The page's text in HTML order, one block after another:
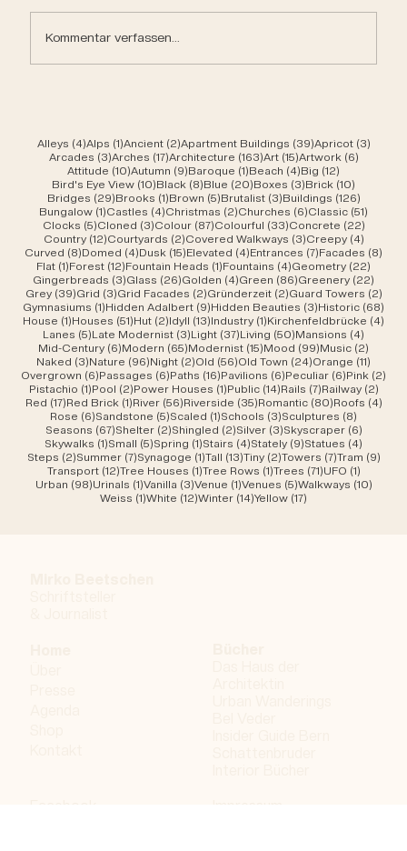
Kommentar verfassen...
Alleys (4)4 Beiträge
Alps (1)1 Beitrag
Ancient (2)2 Beiträge
Apartment Buildings (39)39 Beiträge
Apricot (3)3
Arcades (3)3 Beiträge
Arches (17)17 Beiträge
Architecture (163)163 Beiträge
Art (15)15 Beiträge
Artwork (6)6
Attitude (10)10 Beiträge
Autumn (9)9 Beiträge
Baroque (1)1 Beitrag
Beach (4)4 Beiträge
Big (12)
Bird's Eye View (10)10 Beiträge
Black (8)8 Beiträge
Blue (20)20 Beiträge
Boxes (3)3 Beiträge
Brick (10)
Bridges (29)29 Beiträge
Brooks (1)1 Beitrag
Brown (5)5 Beiträge
Brutalist (3)3 Beiträge
Buildings (126)126
Bungalow (1)1 Beitrag
Castles (4)4 Beiträge
Christmas (2)2 Beiträge
Churches (6)6 Beiträge
Classic (51)
Clocks (5)5 Beiträge
Cloned (3)3 Beiträge
Colour (87)87 Beiträge
Colourful (33)33 Beiträge
Concrete (22)22
Country (12)12 Beiträge
Courtyards (2)2 Beiträge
Covered Walkways (3)3 Beiträge
Creepy (4)4
Curved (8)8 Beiträge
Domed (4)4 Beiträge
Dusk (15)15 Beiträge
Elevated (4)4 Beiträge
Entrances (7)7 Beiträge
Facades (8)
Flat (1)1 Beitrag
Forest (12)12 Beiträge
Fountain Heads (1)1 Beitrag
Fountains (4)4 Beiträge
Geometry (22)
Gingerbreads (3)3 Beiträge
Glass (26)26 Beiträge
Golden (4)4 Beiträge
Green (86)86 Beiträge
Greenery (22)
Grey (39)39 Beiträge
Grid (3)3 Beiträge
Grid Facades (2)2 Beiträge
Gründerzeit (2)2 Beiträge
Guard Towers (2)2
Gymnasiums (1)1 Beitrag
Hidden Adalbert (9)9 Beiträge
Hidden Beauties (3)3 Beiträge
Historic (68)
House (1)1 Beitrag
Houses (51)51 Beiträge
Hut (2)2 Beiträge
Idyll (13)13 Beiträge
Industry (1)1 Beitrag
Kirchenfeldbrücke (4)
Lanes (5)5 Beiträge
Late Modernist (3)3 Beiträge
Light (37)37 Beiträge
Living (50)50 Beiträge
Mansions (4)
Mid-Century (6)6 Beiträge
Modern (65)65 Beiträge
Modernist (15)15 Beiträge
Mood (99)99 Beiträge
Music (2)
Naked (3)3 Beiträge
Nature (96)96 Beiträge
Night (2)2 Beiträge
Old (56)56 Beiträge
Old Town (24)24 Beiträge
Orange (11)
Overgrown (6)6 Beiträge
Passages (6)6 Beiträge
Paths (16)16 Beiträge
Pavilions (6)6 Beiträge
Peculiar (6)6 Beiträge
Pink (2)
Pistachio (1)1 Beitrag
Pool (2)2 Beiträge
Power Houses (1)1 Beitrag
Public (14)14 Beiträge
Rails (7)7 Beiträge
Railway (2)2
Red (17)17 Beiträge
Red Brick (1)1 Beitrag
River (56)56 Beiträge
Riverside (35)35 Beiträge
Romantic (80)80 Beiträge
Roofs (4)4
Rose (6)6 Beiträge
Sandstone (5)5 Beiträge
Scaled (1)1 Beitrag
Schools (3)3 Beiträge
Sculptures (8)
Seasons (67)67 Beiträge
Shelter (2)2 Beiträge
Shingled (2)2 Beiträge
Silver (3)3 Beiträge
Skyscraper (6)6
Skywalks (1)1 Beitrag
Small (5)5 Beiträge
Spring (1)1 Beitrag
Stairs (4)4 Beiträge
Stately (9)9 Beiträge
Statues (4)
Steps (2)2 Beiträge
Summer (7)7 Beiträge
Synagoge (1)1 Beitrag
Tall (13)13 Beiträge
Tiny (2)2 Beiträge
Towers (7)7 Beiträge
Tram (9)9
Transport (12)12 Beiträge
Tree Houses (1)1 Beitrag
Tree Rows (1)1 Beitrag
Trees (71)71 Beiträge
UFO (1)1 Beitrag
Urban (98)98 Beiträge
Urinals (1)1 Beitrag
Vanilla (3)3 Beiträge
Venue (1)1 Beitrag
Venues (5)5 Beiträge
Walkways (10)10
Weiss (1)1 Beitrag
White (12)12 Beiträge
Winter (14)14 Beiträge
Yellow (17)
Impressum
Facebook